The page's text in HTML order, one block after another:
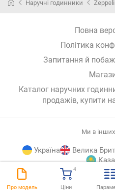
Про модель Ціни
4
Наручні годинники
Повна
Політика
Запитання й
Каталог наручних
продажів, купити
Ми в інших
Україна Велика
© E-Katalog, 2026